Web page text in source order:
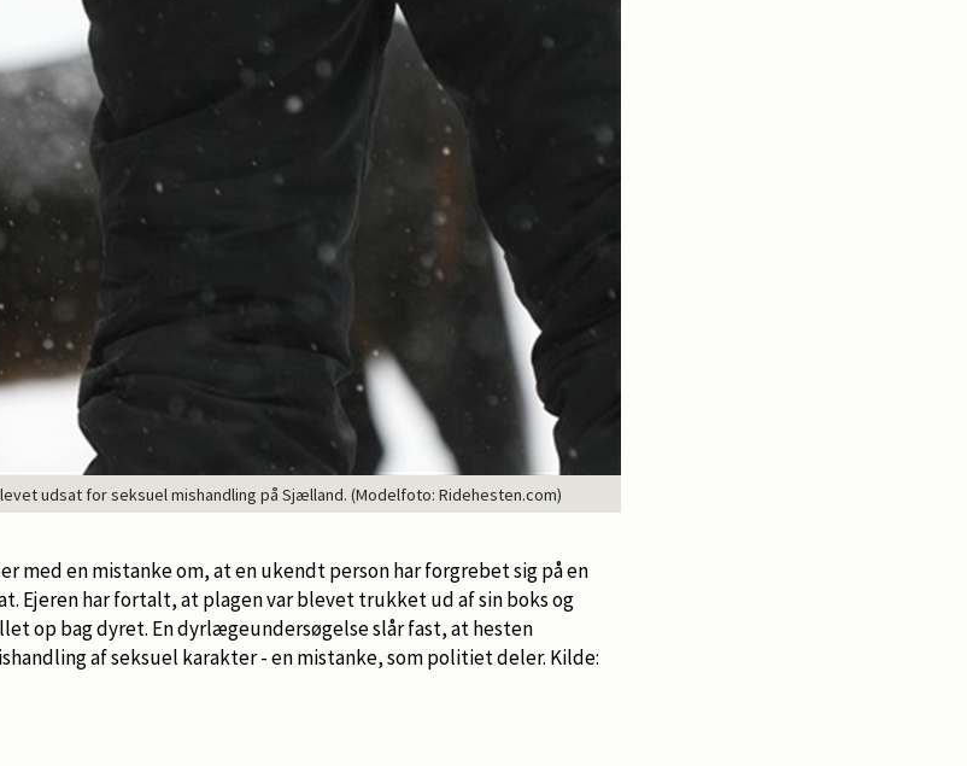
udsat for seksuel mishandling på Sjælland. (Modelfoto: Ridehesten.com)
med en mistanke om, at en ukendt person har forgrebet sig på en
Ejeren har fortalt, at plagen var blevet trukket ud af sin boks og
op bag dyret. En dyrlægeundersøgelse slår fast, at hesten
af seksuel karakter - en mistanke, som politiet deler. Kilde: